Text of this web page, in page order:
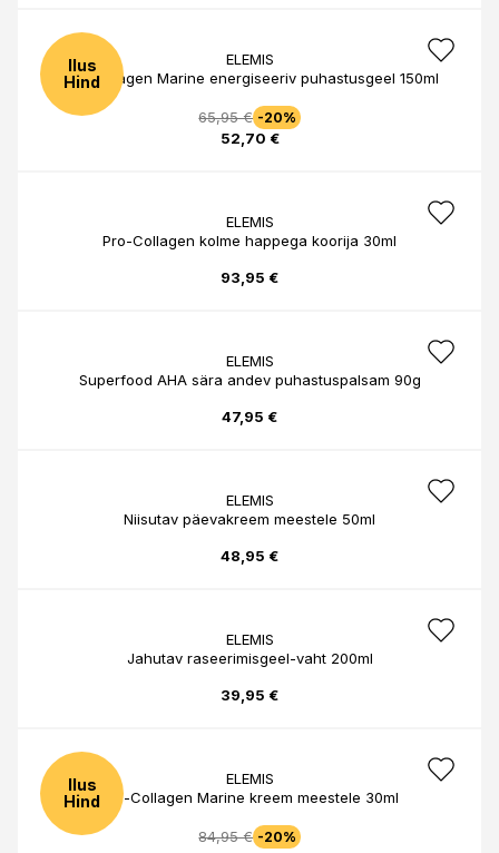
Ilus
Hind
ELEMIS
Pro-Collagen Marine energiseeriv puhastusgeel 150ml
65,95 € -20%
52,70 €
ELEMIS
Pro-Collagen kolme happega koorija 30ml
93,95 €
ELEMIS
Superfood AHA sära andev puhastuspalsam 90g
47,95 €
ELEMIS
Niisutav päevakreem meestele 50ml
48,95 €
ELEMIS
Jahutav raseerimisgeel-vaht 200ml
39,95 €
Ilus
Hind
ELEMIS
Pro-Collagen Marine kreem meestele 30ml
84,95 € -20%